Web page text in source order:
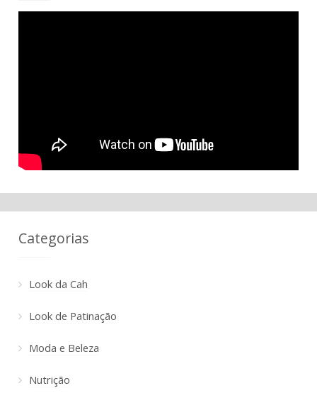
Categorias
Look da Cah
Look de Patinação
Moda e Beleza
Nutrição